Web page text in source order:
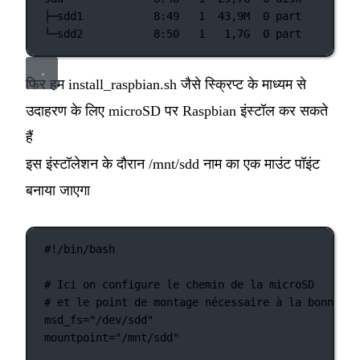
├─sdd1
8:49 1 43,9M 0 part
└─sdd2
8:50 1 1,7G 0 part
फिर हम install_raspbian.sh जैसे स्क्रिप्ट के माध्यम से
उदाहरण के लिए microSD पर Raspbian इंस्टॉल कर सकते
हैं
इस इंस्टॉलेशन के दौरान /mnt/sdd नाम का एक माउंट पॉइंट
बनाया जाएगा
#!/bin/bash
# Ici on configure le chemin de la microSD
# et le point de montage nécessaire à la bonne
msd_fs="/dev/sdd"
mountpoint="/mnt/sdd"